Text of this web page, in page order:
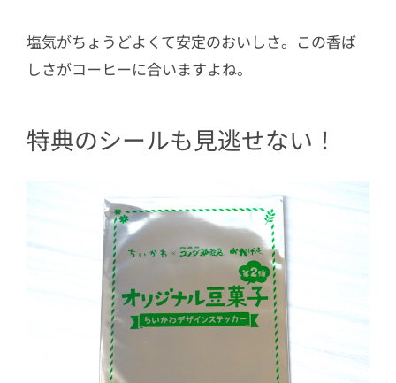
塩気がちょうどよくて安定のおいしさ。この香ば
しさがコーヒーに合いますよね。
特典のシールも見逃せない！